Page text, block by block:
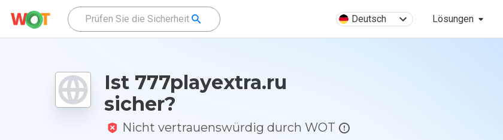
Deutsch Lösungen
Ist 777playextra.ru
sicher?
Nicht vertrauenswürdig durch WOT